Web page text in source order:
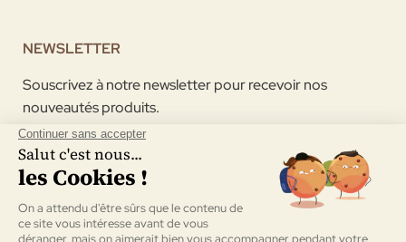
NEWSLETTER
Souscrivez à notre newsletter pour recevoir nos
nouveautés produits.